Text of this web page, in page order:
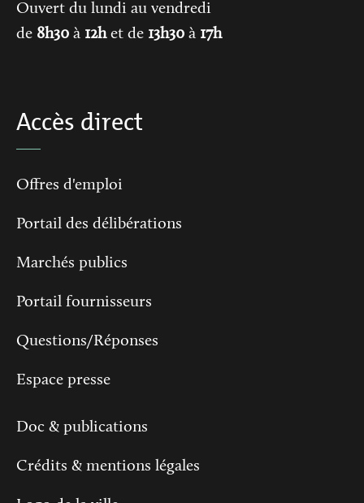
Ouvert du lundi au vendredi
de 8h30 à 12het de 13h30 à 17h
Accès direct
Offres d'emploi
Portail des délibérations
Marchés publics
Portail fournisseurs
Questions/Réponses
Espace presse
Doc & publications
Crédits & mentions légales